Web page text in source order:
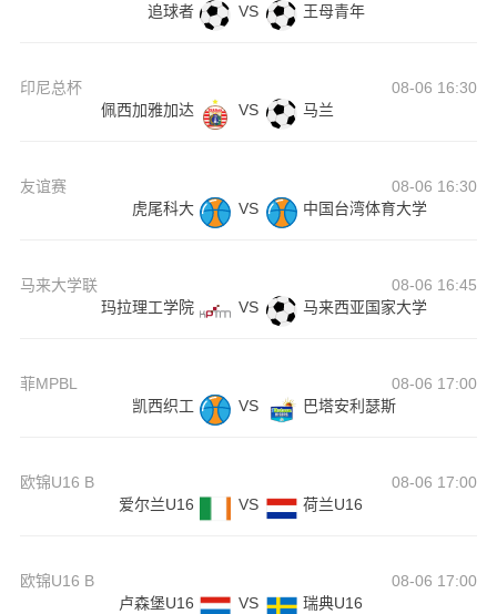
追球者
VS 王母青年
印尼总杯
08-06 16:30
佩西加雅加达
VS 马兰
友谊赛
08-06 16:30
虎尾科大
VS 中国台湾体育大学
马来大学联
08-06 16:45
玛拉理工学院
VS 马来西亚国家大学
菲MPBL
08-06 17:00
凯西织工
VS 巴塔安利瑟斯
欧锦U16 B
08-06 17:00
爱尔兰U16
VS 荷兰U16
欧锦U16 B
08-06 17:00
卢森堡U16
VS 瑞典U16